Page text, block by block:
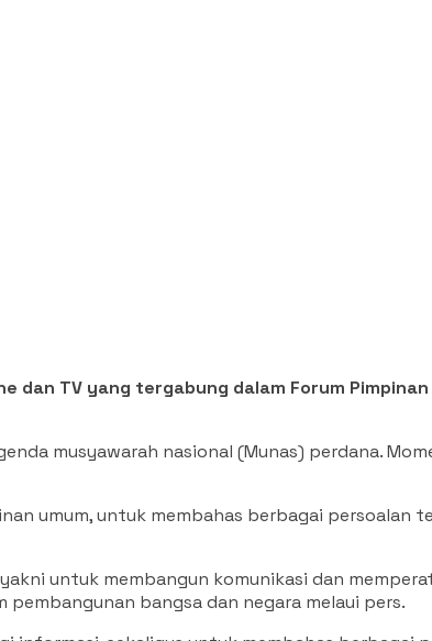
dan TV yang tergabung dalam Forum Pimpinan
musyawarah nasional (Munas) perdana.
umum, untuk membahas berbagai persoalan
untuk membangun komunikasi dan
bangsa dan negara melaui pers.